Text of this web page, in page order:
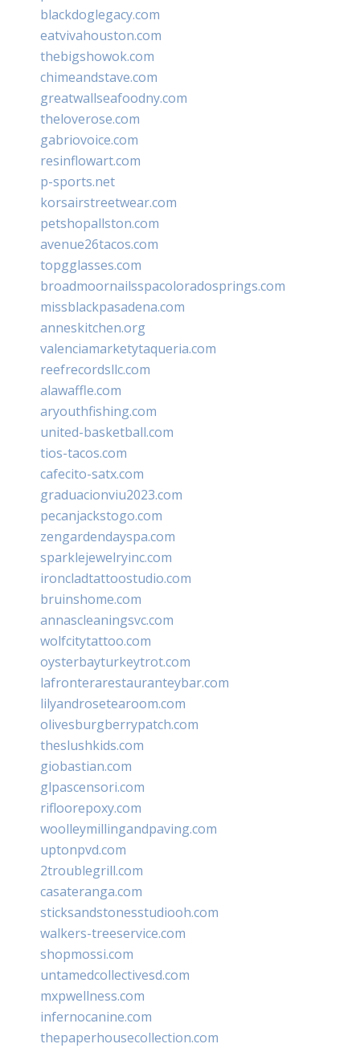
blackdoglegacy.com
eatvivahouston.com
thebigshowok.com
chimeandstave.com
greatwallseafoodny.com
theloverose.com
gabriovoice.com
resinflowart.com
p-sports.net
korsairstreetwear.com
petshopallston.com
avenue26tacos.com
topgglasses.com
broadmoornailsspacoloradosprings.com
missblackpasadena.com
anneskitchen.org
valenciamarketytaqueria.com
reefrecordsllc.com
alawaffle.com
aryouthfishing.com
united-basketball.com
tios-tacos.com
cafecito-satx.com
graduacionviu2023.com
pecanjackstogo.com
zengardendayspa.com
sparklejewelryinc.com
ironcladtattoostudio.com
bruinshome.com
annascleaningsvc.com
wolfcitytattoo.com
oysterbayturkeytrot.com
lafronterarestauranteybar.com
lilyandrosetearoom.com
olivesburgberrypatch.com
theslushkids.com
giobastian.com
glpascensori.com
rifloorepoxy.com
woolleymillingandpaving.com
uptonpvd.com
2troublegrill.com
casateranga.com
sticksandstonesstudiooh.com
walkers-treeservice.com
shopmossi.com
untamedcollectivesd.com
mxpwellness.com
infernocanine.com
thepaperhousecollection.com